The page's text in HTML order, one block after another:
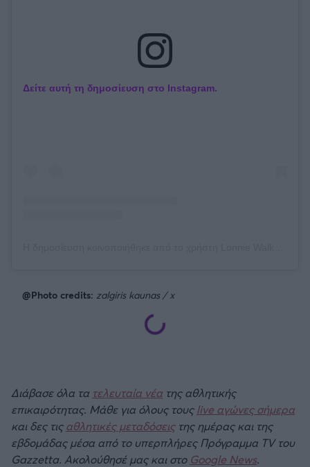
Δείτε αυτή τη δημοσίευση στο Instagram.
@Photo credits: zalgiris kaunas / x
Διάβασε όλα τα τελευταία νέα της αθλητικής
επικαιρότητας. Μάθε για όλους τους live αγώνες σήμερα
και δες τιςαθλητικές μεταδόσειςτης ημέρας και της
εβδομάδας μέσα από το υπερπλήρες Πρόγραμμα TV του
Gazzetta. Ακολούθησέ μας και στο Google News.